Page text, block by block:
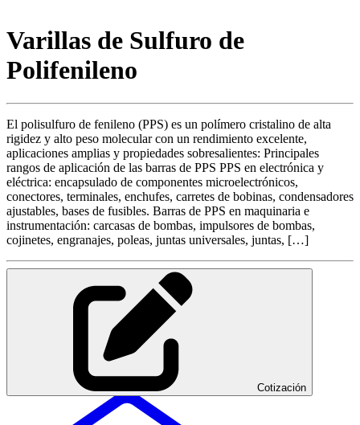
Varillas de Sulfuro de
Polifenileno
El polisulfuro de fenileno (PPS) es un polímero cristalino de alta
rigidez y alto peso molecular con un rendimiento excelente,
aplicaciones amplias y propiedades sobresalientes: Principales
rangos de aplicación de las barras de PPS PPS en electrónica y
eléctrica: encapsulado de componentes microelectrónicos,
conectores, terminales, enchufes, carretes de bobinas, condensadores
ajustables, bases de fusibles. Barras de PPS en maquinaria e
instrumentación: carcasas de bombas, impulsores de bombas,
cojinetes, engranajes, poleas, juntas universales, juntas, […]
Cotización